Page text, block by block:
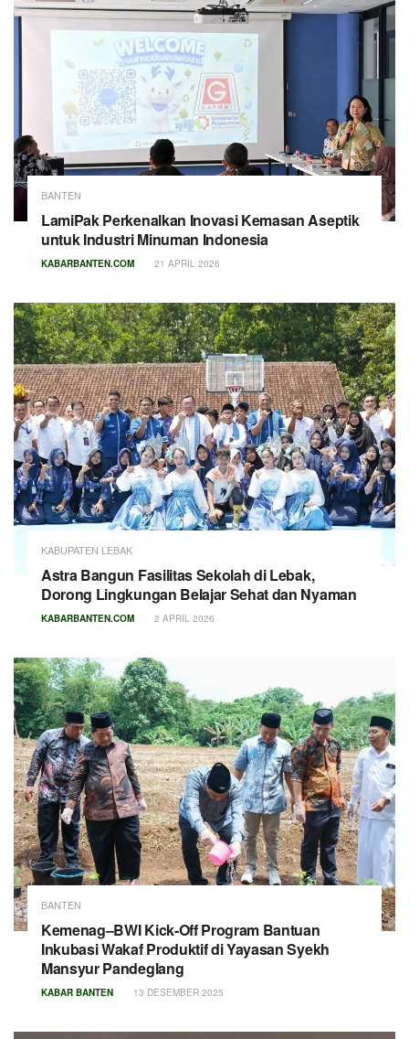
BANTEN
LamiPak Perkenalkan Inovasi Kemasan Aseptik
untuk Industri Minuman Indonesia
KABARBANTEN.COM 21 APRIL 2026
KABUPATEN LEBAK
Astra Bangun Fasilitas Sekolah di Lebak,
Dorong Lingkungan Belajar Sehat dan Nyaman
KABARBANTEN.COM 2 APRIL 2026
BANTEN
Kemenag–BWI Kick-Off Program Bantuan
Inkubasi Wakaf Produktif di Yayasan Syekh
Mansyur Pandeglang
KABAR BANTEN 13 DESEMBER 2025